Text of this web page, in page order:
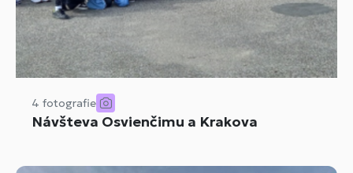
4 fotografie
Návšteva Osvienčimu a Krakova